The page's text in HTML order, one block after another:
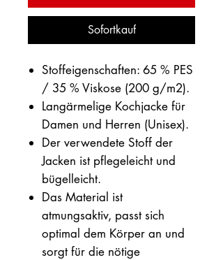
Sofortkauf
Stoffeigenschaften: 65 % PES
/ 35 % Viskose (200 g/m2).
Langärmelige Kochjacke für
Damen und Herren (Unisex).
Der verwendete Stoff der
Jacken ist pflegeleicht und
bügelleicht.
Das Material ist
atmungsaktiv, passt sich
optimal dem Körper an und
sorgt für die nötige